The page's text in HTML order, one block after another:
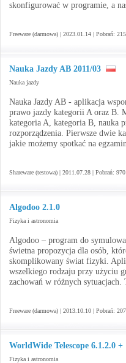
skonfigurować w programie, a
Freeware (darmowa) | 2023.01.14 | Pobrań:
Nauka Jazdy AB 2011/03
Nauka jazdy
Nauka Jazdy AB - aplikacja
prawo jazdy kategorii A oraz B.
kategoria A, kategoria B, nauka
rozporządzenia. Pierwsze dwie
jakie możemy spotkać na
Shareware (testowa) | 2011.07.28 | Pobrań:
Algodoo 2.1.0
Fizyka i astronomia
Algodoo – program do
świetna propozycja dla osób,
skomplikowany świat fizyki.
wszelkiego rodzaju przy użyciu
zachowań w różnych
Freeware (darmowa) | 2013.10.10 | Pobrań:
WorldWide Telescope 6.1.2.0 +
Fizyka i astronomia